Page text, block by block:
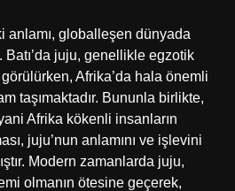
anlamı, globalleşen dünyada
juju, genellikle egzotik
Afrika’da hala önemli
taşımaktadır. Bununla birlikte,
Afrika kökenli insanların
juju’nun anlamını ve işlevini
Modern zamanlarda juju,
olmanın ötesine geçerek,